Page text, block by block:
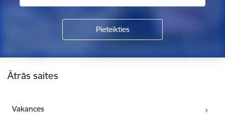
Ātrās saites
Vakances